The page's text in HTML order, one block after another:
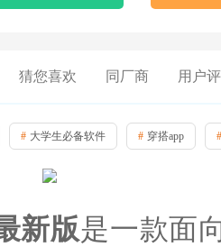
猜您喜欢 同厂商 用户
# 大学生必备软件 # 穿搭app #
新版是一款面